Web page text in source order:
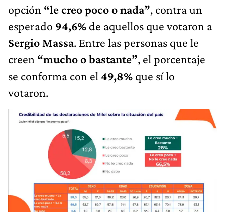
opción “le creo poco o nada”, contra un
esperado 94,6% de aquellos que votaron a
Sergio Massa. Entre las personas que le
creen “mucho o bastante”, el porcentaje
se conforma con el 49,8% que sí lo
votaron.